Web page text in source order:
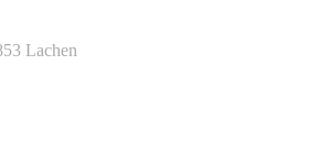
Lachen